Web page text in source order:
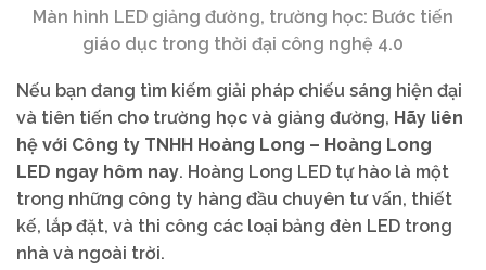
Màn hình LED giảng đường, trường học: Bước tiến
giáo dục trong thời đại công nghệ 4.0
Nếu bạn đang tìm kiếm giải pháp chiếu sáng hiện đại
và tiên tiến cho trường học và giảng đường, Hãy liên
hệ với Công ty TNHH Hoàng Long – Hoàng Long
LED ngay hôm nay. Hoàng Long LED tự hào là một
trong những công ty hàng đầu chuyên tư vấn, thiết
kế, lắp đặt, và thi công các loại bảng đèn LED trong
nhà và ngoài trời.